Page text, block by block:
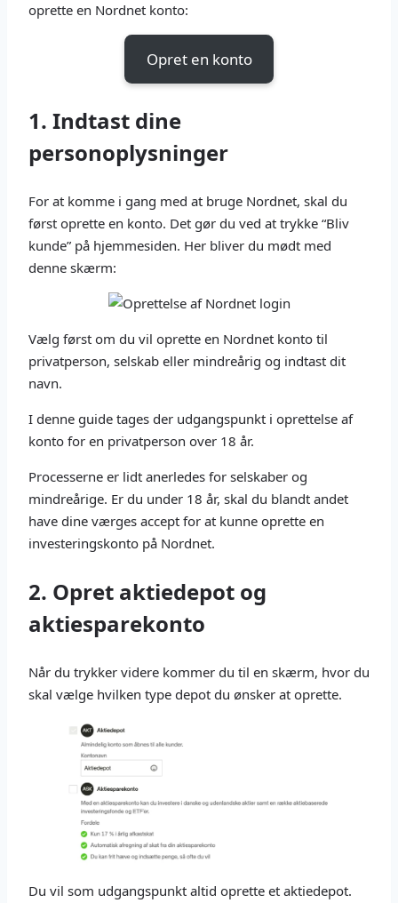
oprette en Nordnet konto:
Opret en konto
1. Indtast dine
personoplysninger
For at komme i gang med at bruge Nordnet, skal du
først oprette en konto. Det gør du ved at trykke “Bliv
kunde” på hjemmesiden. Her bliver du mødt med
denne skærm:
Vælg først om du vil oprette en Nordnet konto til
privatperson, selskab eller mindreårig og indtast dit
navn.
I denne guide tages der udgangspunkt i oprettelse af
konto for en privatperson over 18 år.
Processerne er lidt anerledes for selskaber og
mindreårige. Er du under 18 år, skal du blandt andet
have dine værges accept for at kunne oprette en
investeringskonto på Nordnet.
2. Opret aktiedepot og
aktiesparekonto
Når du trykker videre kommer du til en skærm, hvor du
skal vælge hvilken type depot du ønsker at oprette.
Du vil som udgangspunkt altid oprette et aktiedepot.